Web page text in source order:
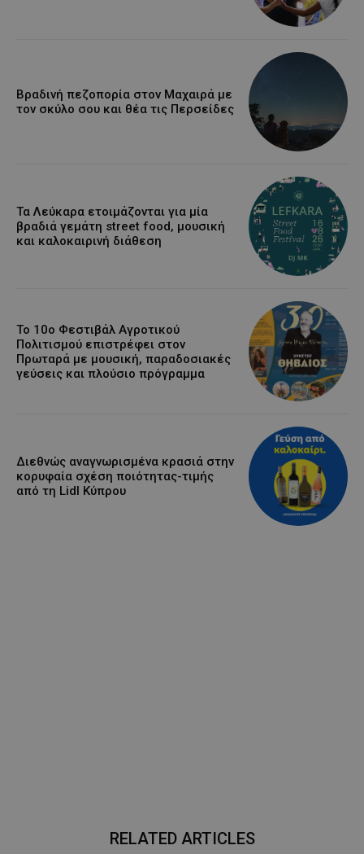
Βραδινή πεζοπορία στον Μαχαιρά με
τον σκύλο σου και θέα τις Περσείδες
Τα Λεύκαρα ετοιμάζονται για μία
βραδιά γεμάτη street food, μουσική
και καλοκαιρινή διάθεση
Το 10ο Φεστιβάλ Αγροτικού
Πολιτισμού επιστρέφει στον
Πρωταρά με μουσική, παραδοσιακές
γεύσεις και πλούσιο πρόγραμμα
Διεθνώς αναγνωρισμένα κρασιά στην
κορυφαία σχέση ποιότητας-τιμής
από τη Lidl Κύπρου
RELATED ARTICLES